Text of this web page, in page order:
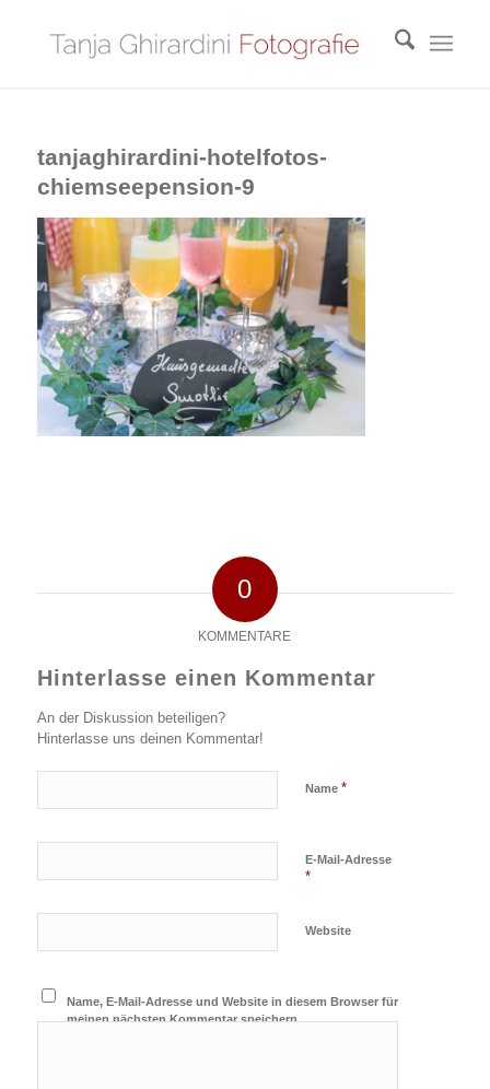
tanjaghirardini-hotelfotos-
chiemseepension-9
0
KOMMENTARE
Hinterlasse einen Kommentar
An der Diskussion beteiligen?
Hinterlasse uns deinen Kommentar!
Name *
E-Mail-Adresse
*
Website
Name, E-Mail-Adresse und Website in diesem Browser für
meinen nächsten Kommentar speichern.